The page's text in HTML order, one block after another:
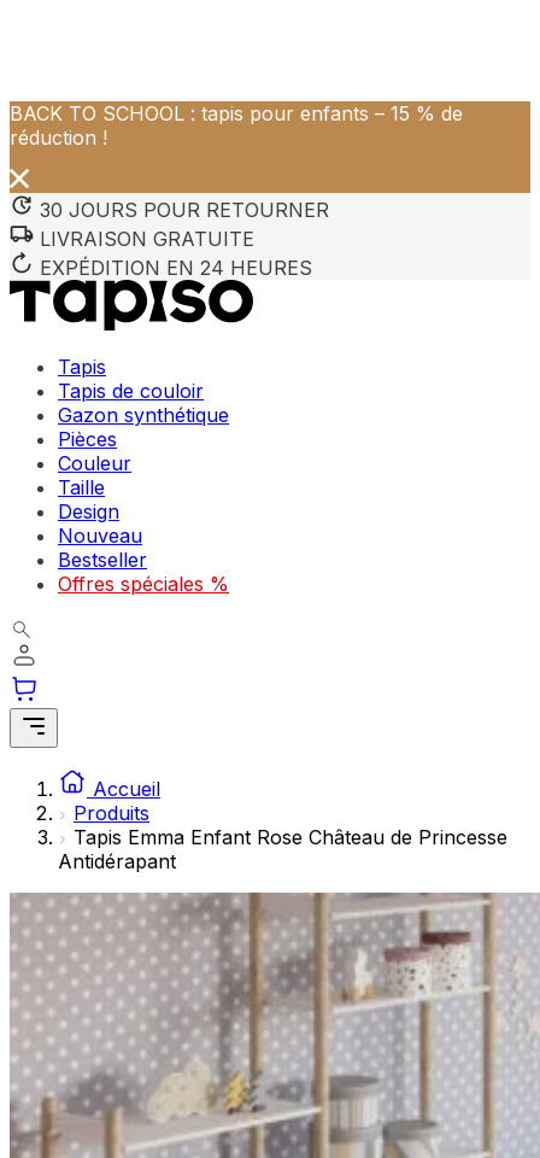
BACK TO SCHOOL : tapis pour enfants – 15 % de
réduction !
30 JOURS POUR RETOURNER
LIVRAISON GRATUITE
EXPÉDITION EN 24 HEURES
Tapis
Tapis de couloir
Gazon synthétique
Pièces
Couleur
Taille
Design
Nouveau
Bestseller
Offres spéciales %
Accueil
Produits
Tapis Emma Enfant Rose Château de Princesse
Antidérapant
Nous utilisons des cookies pour personnaliser le contenu
Indispensables
Les cookies indispensables sont cruciaux pour les
ne stockent aucune donnée permettant d'identifier
Préférences
Les cookies liés aux préférences permettent au site de
Les cookies statistiques aident les propriétaires de sites
rapportant des informations de manière anonyme.
Les cookies non classés sont des cookies qui sont en